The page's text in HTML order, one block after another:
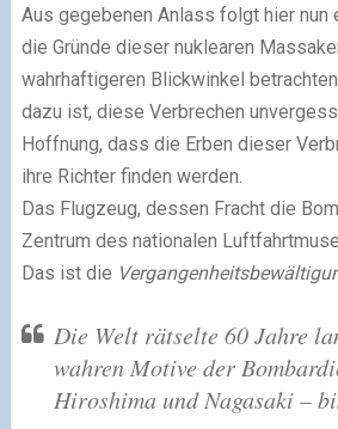
Aus gegebenen Anlass folgt hier nun
die Gründe dieser nuklearen
wahrhaftigeren Blickwinkel
dazu ist, diese Verbrechen
Hoffnung, dass die Erben dieser
ihre Richter finden werden.
Das Flugzeug, dessen Fracht die
Zentrum des nationalen
Das ist die
Die Welt rätselte 60 Jahre
wahren Motive der
Hiroshima und Nagasaki –